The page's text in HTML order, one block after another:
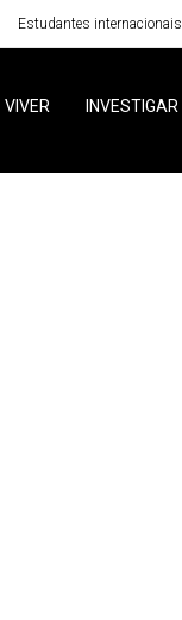
Estudantes internacionais
VIVER INVESTIGAR